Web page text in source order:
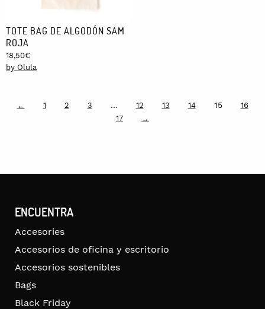
TOTE BAG DE ALGODÓN SAM
ROJA
18,50€
by Olula
← 1 2 3 … 12 13 14 15
16
17
→
ENCUENTRA
Accesories
Accesorios de oficina y escritorio
Accesorios sostenibles
Bags
Black Friday